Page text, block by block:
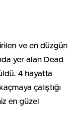
ve en düzgün
yer alan Dead
4 hayatta
çalıştığı
en güzel